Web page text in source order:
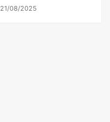
21/08/2025